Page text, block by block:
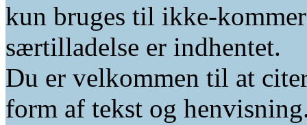
kun bruges til ikke-
særtilladelse er indhentet.
Du er velkommen til at
form af tekst og